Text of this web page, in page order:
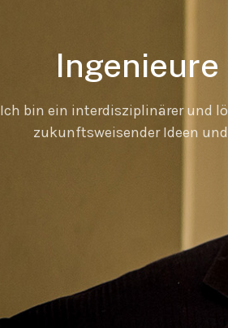
Ich bin ein interdisziplinärer und
zukunftsweisender Ideen